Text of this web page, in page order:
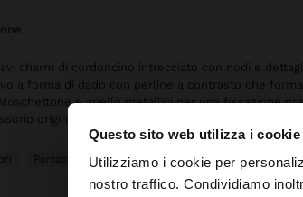
Questo sito web utilizza i cookie
Utilizziamo i cookie per
nostro traffico. Condividiamo
ciao
charm di cordoncino intrecciato con nodi e
a forma di dado con perline a contrasto che
e anello metallici per una fissazione
originale e personalizzato, idea
Portachiavi